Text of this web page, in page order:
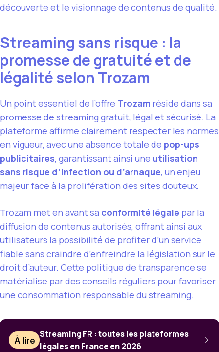
découverte et le visionnage de contenus de qualité.
Streaming sans risque : la
promesse de gratuité et de
légalité selon Trozam
Un point essentiel de l’offre Trozam réside dans sa
promesse de streaming gratuit, légal et sécurisé. La
plateforme affirme clairement respecter les normes
en vigueur, avec une absence totale de pop-ups
publicitaires, garantissant ainsi une utilisation
sans risque d’infection ou d’arnaque, un enjeu
majeur face à la prolifération des sites douteux.
Trozam met en avant sa conformité légale par la
diffusion de contenus autorisés, offrant ainsi aux
utilisateurs la possibilité de profiter d’un service
fiable sans craindre d’enfreindre la législation sur le
droit d’auteur. Cette politique de transparence se
matérialise par des conseils réguliers pour favoriser
une consommation responsable du streaming.
À lire
Streaming FR : toutes les plateformes
légales en France en 2026